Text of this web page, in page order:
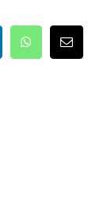
WhatsApp
E-
Mail